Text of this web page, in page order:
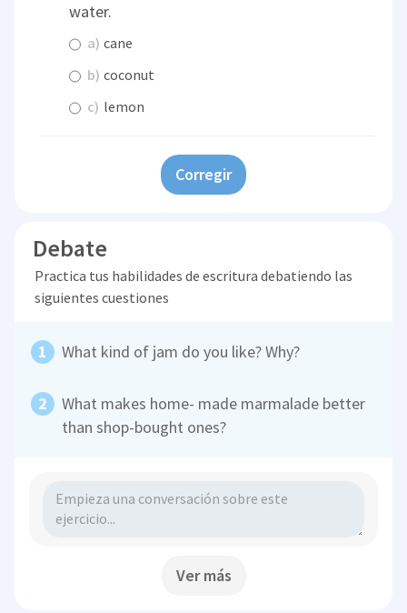
water.
a) cane
b) coconut
c) lemon
Corregir
Debate
Practica tus habilidades de escritura debatiendo las
siguientes cuestiones
What kind of jam do you like? Why?
What makes home- made marmalade better
than shop-bought ones?
Ver más